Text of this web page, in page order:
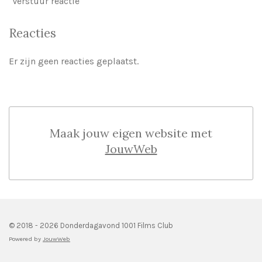
Reacties
Er zijn geen reacties geplaatst.
Maak jouw eigen website met
JouwWeb
© 2018 - 2026 Donderdagavond 1001 Films Club
Powered by JouwWeb